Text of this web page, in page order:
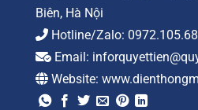
Biên, Hà Nội
Hotline/Zalo:
Email:
Website: